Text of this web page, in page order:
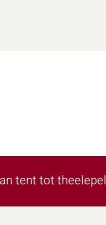
tent tot theelepel